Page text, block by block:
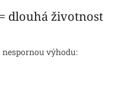
dlouhá životnost
výhodu: